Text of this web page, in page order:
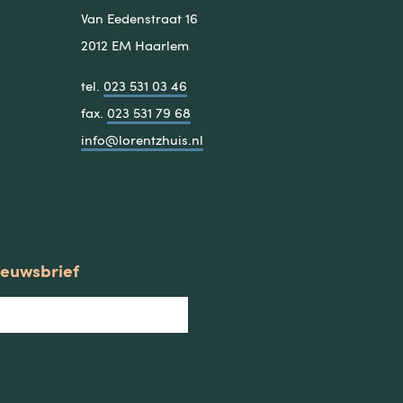
Van Eedenstraat 16
2012 EM Haarlem
tel. 023 531 03 46
fax. 023 531 79 68
info@lorentzhuis.nl